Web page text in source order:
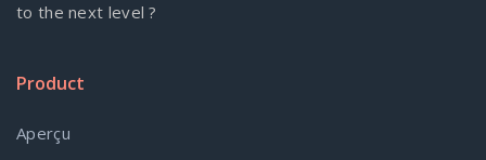
to the next level ?
Product
Aperçu